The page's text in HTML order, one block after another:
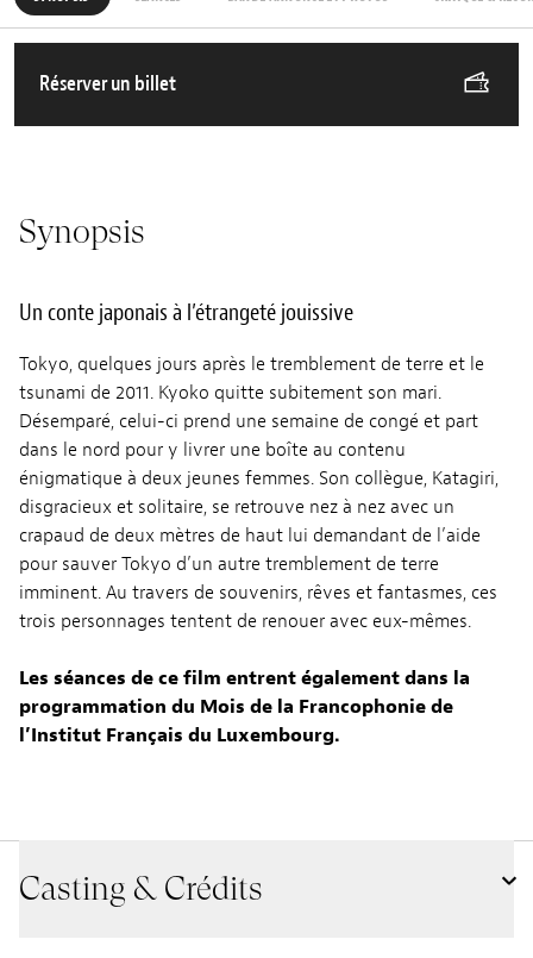
Réserver un billet
Synopsis
Un conte japonais à l’étrangeté jouissive
Tokyo, quelques jours après le tremblement de terre et le
tsunami de 2011. Kyoko quitte subitement son mari.
Désemparé, celui-ci prend une semaine de congé et part
dans le nord pour y livrer une boîte au contenu
énigmatique à deux jeunes femmes. Son collègue, Katagiri,
disgracieux et solitaire, se retrouve nez à nez avec un
crapaud de deux mètres de haut lui demandant de l’aide
pour sauver Tokyo d’un autre tremblement de terre
imminent. Au travers de souvenirs, rêves et fantasmes, ces
trois personnages tentent de renouer avec eux-mêmes.
Les séances de ce film entrent également dans la
programmation du Mois de la Francophonie de
l’Institut Français du Luxembourg.
Casting & Crédits